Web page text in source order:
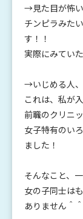
→見た目が怖
チンピラみた
す！！
実際にみてい
→いじめる人
これは、私が
前職のクリニ
女子特有のい
ました！
そんなこと、
女の子同士は
ありません＾